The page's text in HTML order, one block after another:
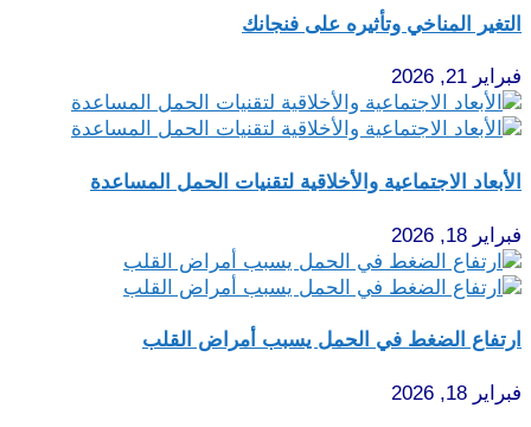
التغير المناخي وتأثيره على فنجانك
فبراير 21, 2026
الأبعاد الاجتماعية والأخلاقية لتقنيات الحمل المساعدة
فبراير 18, 2026
ارتفاع الضغط في الحمل يسبب أمراض القلب
فبراير 18, 2026